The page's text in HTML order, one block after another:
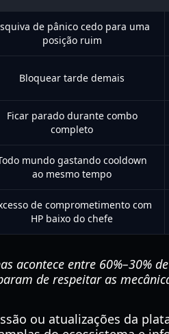
de pânico cedo para uma
posição ruim
Bloquear tarde demais
Ficar parado durante combo
completo
mundo gastando cooldown
ao mesmo tempo
de comprometimento com
HP baixo do chefe
acontece entre 60%–30%
de respeitar as
ou atualizações da